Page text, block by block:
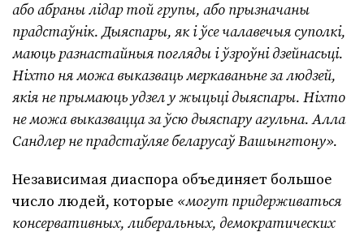
або абраны лідар той групы, або прызначаны
прадстаўнік. Дыяспары, як і ўсе чалавечыя суполкі,
маюць разнастайныя погляды і ўзроўні дзейнасьці.
Ніхто ня можа выказваць меркаваньне за людзей,
якія не прымаюць удзел у жыцьці дыяспары. Ніхто
не можа выказвацца за ўсю дыяспару агульна. Алла
Сандлер не прадстаўляе беларусаў Вашынгтону».
Независимая диаспора объединяет большое
число людей, которые «могут придерживаться
консервативных, либеральных, демократических